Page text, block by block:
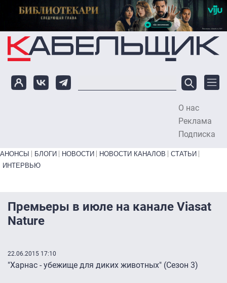
Перейти к основному содержанию
О нас
Реклама
Подписка
Primary links bottom
АНОНСЫ БЛОГИ НОВОСТИ НОВОСТИ КАНАЛОВ
СТАТЬИ
ИНТЕРВЬЮ
Премьеры в июле на канале Viasat
Nature
22.06.2015 17:10
"Харнас - убежище для диких животных" (Сезон 3)